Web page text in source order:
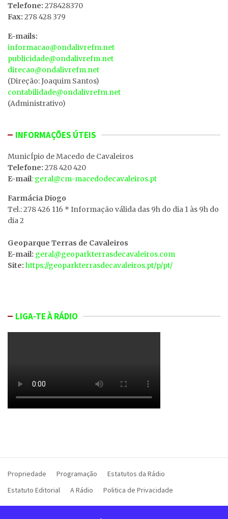
Telefone: 278428370
Fax: 278 428 379
E-mails:
informacao@ondalivrefm.net
publicidade@ondalivrefm.net
direcao@ondalivrefm.net
(Direção: Joaquim Santos)
contabilidade@ondalivrefm.net
(Administrativo)
INFORMAÇÕES ÚTEIS
MunicÍpio de Macedo de Cavaleiros
Telefone: 278 420 420
E-mail: geral@cm-macedodecavaleiros.pt
Farmácia Diogo
Tel.: 278 426 116 * Informação válida das 9h do dia 1 às 9h do
dia 2
Geoparque Terras de Cavaleiros
E-mail: geral@geoparkterrasdecavaleiros.com
Site: https://geoparkterrasdecavaleiros.pt/p/pt/
LIGA-TE À RÁDIO
Propriedade Programação
Estatutos da Rádio
Estatuto Editorial
A Rádio Politica de Privacidade